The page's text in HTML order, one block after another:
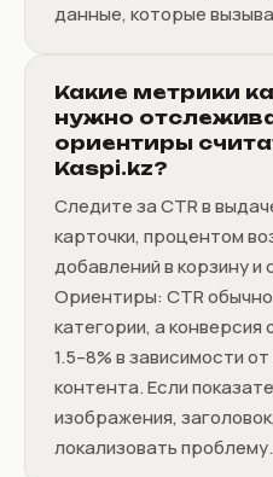
данные, которые
Какие метрики
нужно
ориентиры
Kaspi.kz?
Следите за CTR в
карточки, процентом
добавлений в корзину
Ориентиры: CTR обычно
категории, а
1.5–8% в зависимости
контента. Если
изображения,
локализовать проблему.